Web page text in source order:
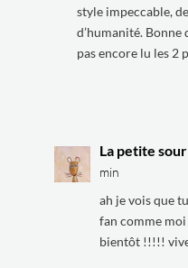
style impeccable,
d’humanité. Bonne
pas encore lu les 2
La petite
min
ah je vois que
fan comme
bientôt !!!!!